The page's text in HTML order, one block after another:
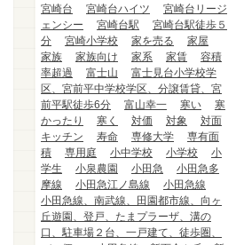
宮崎台
宮崎台ハイツ
宮崎台リージ
ェンシー
宮崎台駅
宮崎台駅徒歩５
分
宮崎小学校 家を売る
家屋
家族
家族向け 家系 家賃
容積
率超過
富士山
富士見台小学校学
区、宮前平中学校学区、分譲賃貸、宮
前平駅徒歩6分
富山幸一 寒い
寒
かったり
寒く 対価 対象
対面
キッチン
寿命 専修大学
専有面
積
専用庭 小中学校 小学校
小
学生
小泉農園 小田急
小田急多
摩線
小田急江ノ島線
小田急線
小田急線、南武線、田園都市線、向ヶ
丘遊園、登戸、たまプラーザ、溝の
口、駐車場２台、一戸建て、徒歩圏、